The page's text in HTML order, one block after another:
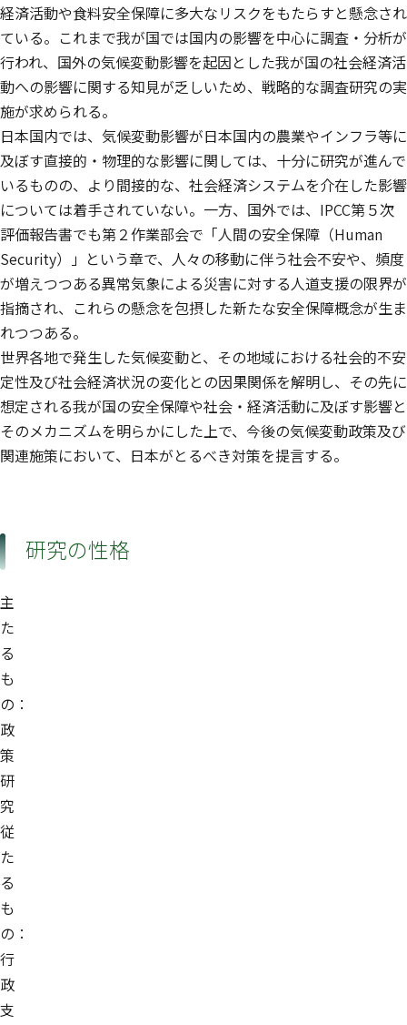
経済活動や食料安全保障に多大なリスクをもたらすと懸念され
ている。これまで我が国では国内の影響を中心に調査・分析が
行われ、国外の気候変動影響を起因とした我が国の社会経済活
動への影響に関する知見が乏しいため、戦略的な調査研究の実
施が求められる。
日本国内では、気候変動影響が日本国内の農業やインフラ等に
及ぼす直接的・物理的な影響に関しては、十分に研究が進んで
いるものの、より間接的な、社会経済システムを介在した影響
については着手されていない。一方、国外では、IPCC第５次
評価報告書でも第２作業部会で「人間の安全保障（Human
Security）」という章で、人々の移動に伴う社会不安や、頻度
が増えつつある異常気象による災害に対する人道支援の限界が
指摘され、これらの懸念を包摂した新たな安全保障概念が生ま
れつつある。
世界各地で発生した気候変動と、その地域における社会的不安
定性及び社会経済状況の変化との因果関係を解明し、その先に
想定される我が国の安全保障や社会・経済活動に及ぼす影響と
そのメカニズムを明らかにした上で、今後の気候変動政策及び
関連施策において、日本がとるべき対策を提言する。
研究の性格
主
た
る
も
の：
政
策
研
究
従
た
る
も
の：
行
政
支